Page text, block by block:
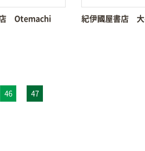
店 Otemachi
紀伊國屋書店 大
46 47